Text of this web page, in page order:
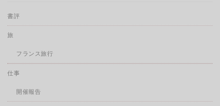
書評
旅
フランス旅行
仕事
開催報告